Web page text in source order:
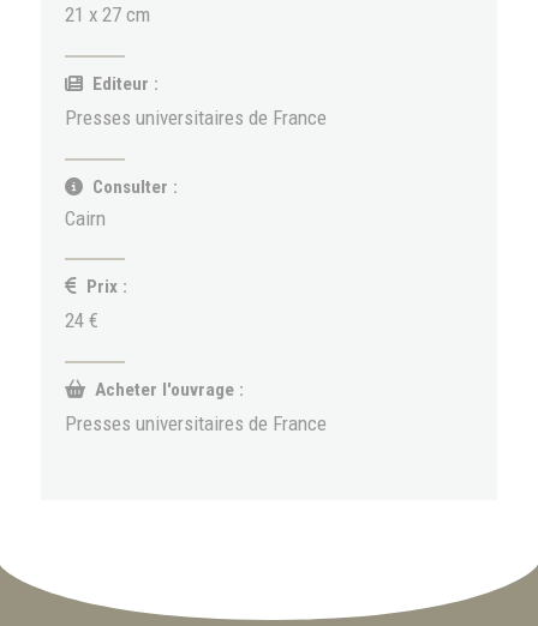
21 x 27 cm
Editeur :
Presses universitaires de France
Consulter :
Cairn
Prix :
24 €
Acheter l'ouvrage :
Presses universitaires de France